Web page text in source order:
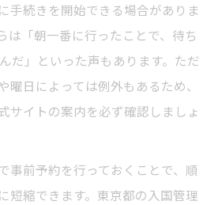
手続きを開始できる場合がありま
は「朝一番に行ったことで、待ち
だ」といった声もあります。ただ
曜日によっては例外もあるため、
サイトの案内を必ず確認しましょ
事前予約を行っておくことで、順
短縮できます。東京都の入国管理